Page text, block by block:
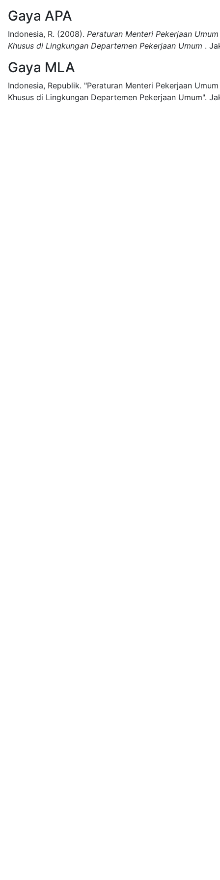
Gaya APA
Indonesia, R. (2008). Peraturan Menteri Pekerjaan
Khusus di Lingkungan Departemen Pekerjaan Umum .
Gaya MLA
Indonesia, Republik. "Peraturan Menteri Pekerjaan
Khusus di Lingkungan Departemen Pekerjaan Umum".